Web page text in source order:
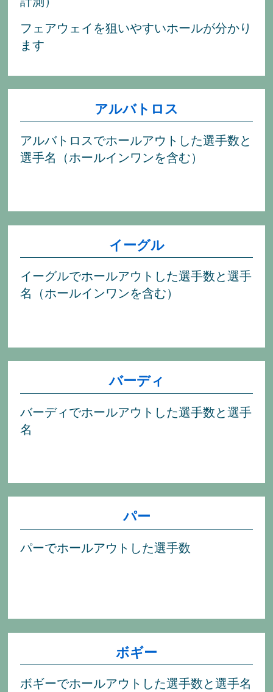
フェアウェイを狙いやすいホールが分かり
ます
アルバトロス
アルバトロスでホールアウトした選手数と
選手名（ホールインワンを含む）
イーグル
イーグルでホールアウトした選手数と選手
名（ホールインワンを含む）
バーディ
バーディでホールアウトした選手数と選手
名
パー
パーでホールアウトした選手数
ボギー
ボギーでホールアウトした選手数と選手名